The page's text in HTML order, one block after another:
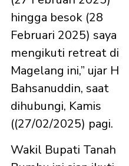
hingga besok (28
Februari 2025) saya
mengikuti retreat di
Magelang ini,” ujar H
Bahsanuddin, saat
dihubungi, Kamis
((27/02/2025) pagi.
Wakil Bupati Tanah